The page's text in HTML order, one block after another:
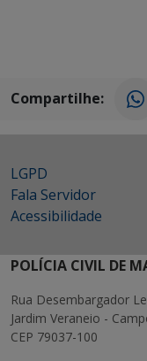
Compartilhe:
LGPD
Fala Servidor
Acessibilidade
POLÍCIA CIVIL DE
Rua Desembargador
Jardim Veraneio -
CEP 79037-100